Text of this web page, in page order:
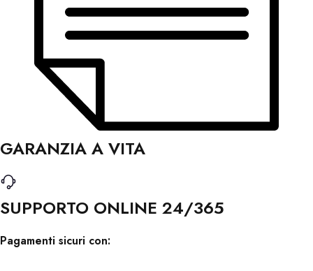
GARANZIA A VITA
SUPPORTO ONLINE 24/365
Pagamenti sicuri con: